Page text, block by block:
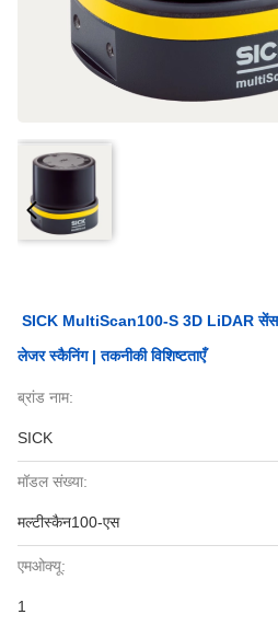
SICK MultiScan100-S 3D LiDAR
लेजर स्कैनिंग | तकनीकी विशिष्टताएँ
ब्रांड नाम:
SICK
मॉडल संख्या:
मल्टीस्कैन100-एस
एमओक्यू:
1